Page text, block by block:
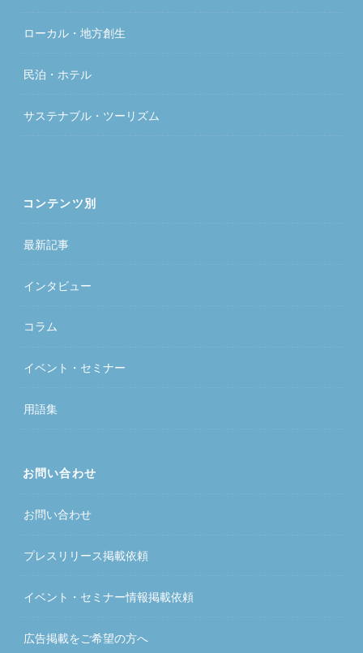
ローカル・地方創生
民泊・ホテル
サステナブル・ツーリズム
コンテンツ別
最新記事
インタビュー
コラム
イベント・セミナー
用語集
お問い合わせ
お問い合わせ
プレスリリース掲載依頼
イベント・セミナー情報掲載依頼
広告掲載をご希望の方へ